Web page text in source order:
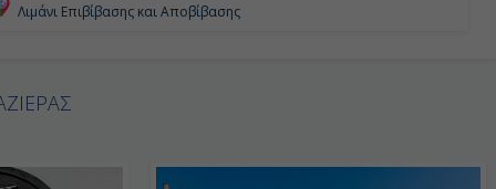
Λιμάνι Επιβίβασης και Αποβίβασης